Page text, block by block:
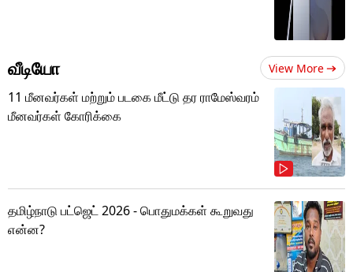
வீடியோ View More
11 மீனவர்கள் மற்றும் படகை மீட்டு தர ராமேஸ்வரம்
மீனவர்கள் கோரிக்கை
தமிழ்நாடு பட்ஜெட் 2026 - பொதுமக்கள் கூறுவது
என்ன?